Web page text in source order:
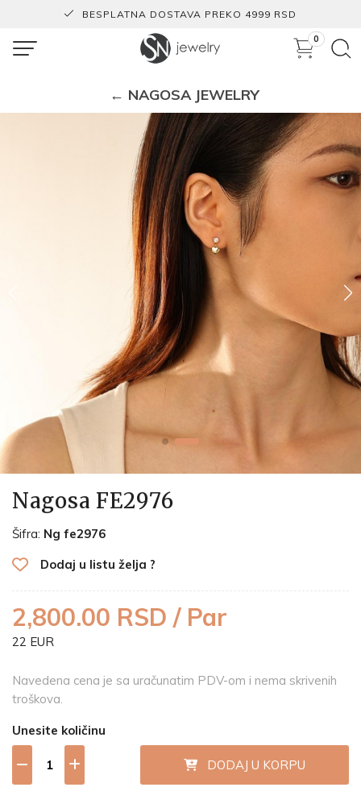
BESPLATNA DOSTAVA PREKO 4999 RSD
0
← NAGOSA JEWELRY
Nagosa FE2976
Šifra: Ng fe2976
Dodaj u listu želja ?
2,800.00 RSD / Par
22 EUR
Navedena cena je sa uračunatim PDV-om i nema skrivenih
troškova.
Unesite količinu
DODAJ U KORPU